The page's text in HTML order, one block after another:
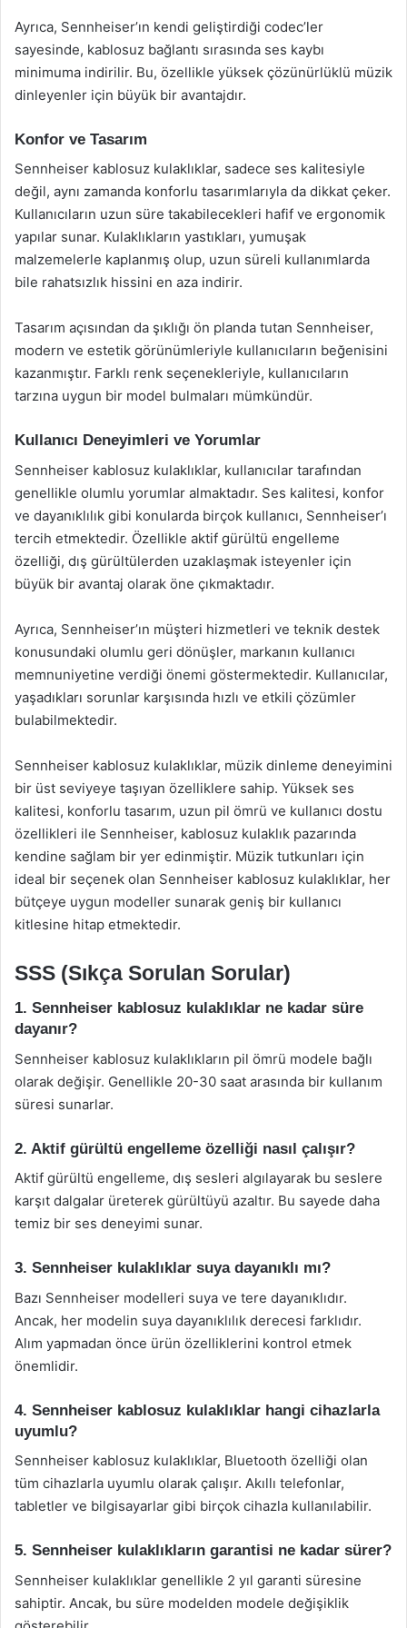
Ayrıca, Sennheiser’ın kendi geliştirdiği codec’ler
sayesinde, kablosuz bağlantı sırasında ses kaybı
minimuma indirilir. Bu, özellikle yüksek çözünürlüklü müzik
dinleyenler için büyük bir avantajdır.
Konfor ve Tasarım
Sennheiser kablosuz kulaklıklar, sadece ses kalitesiyle
değil, aynı zamanda konforlu tasarımlarıyla da dikkat çeker.
Kullanıcıların uzun süre takabilecekleri hafif ve ergonomik
yapılar sunar. Kulaklıkların yastıkları, yumuşak
malzemelerle kaplanmış olup, uzun süreli kullanımlarda
bile rahatsızlık hissini en aza indirir.
Tasarım açısından da şıklığı ön planda tutan Sennheiser,
modern ve estetik görünümleriyle kullanıcıların beğenisini
kazanmıştır. Farklı renk seçenekleriyle, kullanıcıların
tarzına uygun bir model bulmaları mümkündür.
Kullanıcı Deneyimleri ve Yorumlar
Sennheiser kablosuz kulaklıklar, kullanıcılar tarafından
genellikle olumlu yorumlar almaktadır. Ses kalitesi, konfor
ve dayanıklılık gibi konularda birçok kullanıcı, Sennheiser’ı
tercih etmektedir. Özellikle aktif gürültü engelleme
özelliği, dış gürültülerden uzaklaşmak isteyenler için
büyük bir avantaj olarak öne çıkmaktadır.
Ayrıca, Sennheiser’ın müşteri hizmetleri ve teknik destek
konusundaki olumlu geri dönüşler, markanın kullanıcı
memnuniyetine verdiği önemi göstermektedir. Kullanıcılar,
yaşadıkları sorunlar karşısında hızlı ve etkili çözümler
bulabilmektedir.
Sennheiser kablosuz kulaklıklar, müzik dinleme deneyimini
bir üst seviyeye taşıyan özelliklere sahip. Yüksek ses
kalitesi, konforlu tasarım, uzun pil ömrü ve kullanıcı dostu
özellikleri ile Sennheiser, kablosuz kulaklık pazarında
kendine sağlam bir yer edinmiştir. Müzik tutkunları için
ideal bir seçenek olan Sennheiser kablosuz kulaklıklar, her
bütçeye uygun modeller sunarak geniş bir kullanıcı
kitlesine hitap etmektedir.
SSS (Sıkça Sorulan Sorular)
1. Sennheiser kablosuz kulaklıklar ne kadar süre
dayanır?
Sennheiser kablosuz kulaklıkların pil ömrü modele bağlı
olarak değişir. Genellikle 20-30 saat arasında bir kullanım
süresi sunarlar.
2. Aktif gürültü engelleme özelliği nasıl çalışır?
Aktif gürültü engelleme, dış sesleri algılayarak bu seslere
karşıt dalgalar üreterek gürültüyü azaltır. Bu sayede daha
temiz bir ses deneyimi sunar.
3. Sennheiser kulaklıklar suya dayanıklı mı?
Bazı Sennheiser modelleri suya ve tere dayanıklıdır.
Ancak, her modelin suya dayanıklılık derecesi farklıdır.
Alım yapmadan önce ürün özelliklerini kontrol etmek
önemlidir.
4. Sennheiser kablosuz kulaklıklar hangi cihazlarla
uyumlu?
Sennheiser kablosuz kulaklıklar, Bluetooth özelliği olan
tüm cihazlarla uyumlu olarak çalışır. Akıllı telefonlar,
tabletler ve bilgisayarlar gibi birçok cihazla kullanılabilir.
5. Sennheiser kulaklıkların garantisi ne kadar sürer?
Sennheiser kulaklıklar genellikle 2 yıl garanti süresine
sahiptir. Ancak, bu süre modelden modele değişiklik